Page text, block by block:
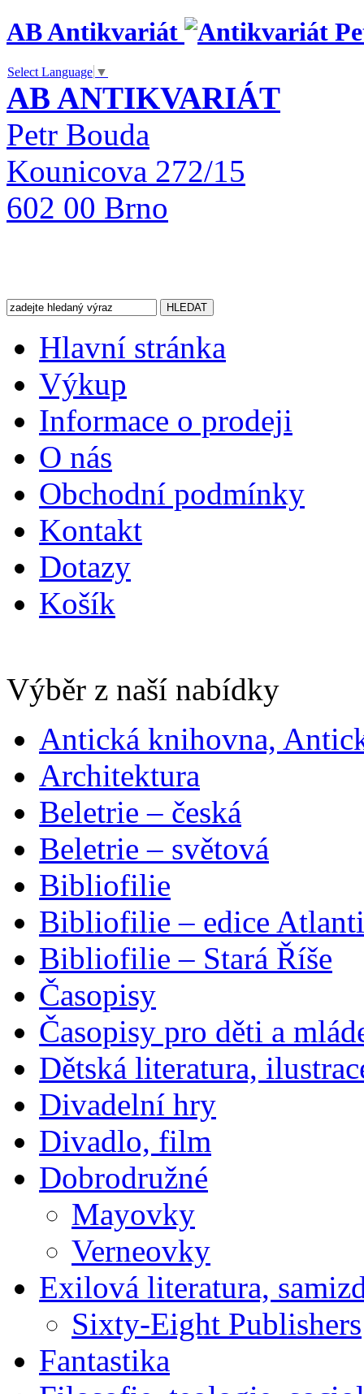
AB Antikvariát
Select Language ▼
AB ANTIKVARIÁT
Petr Bouda
Kounicova 272/15
602 00 Brno
Hlavní stránka
Výkup
Informace o prodeji
O nás
Obchodní podmínky
Kontakt
Dotazy
Košík
Výběr z naší nabídky
Antická knihovna,
Architektura
Beletrie – česká
Beletrie – světová
Bibliofilie
Bibliofilie – edice
Bibliofilie – Stará Říše
Časopisy
Časopisy pro děti a
Dětská literatura,
Divadelní hry
Divadlo, film
Dobrodružné
Mayovky
Verneovky
Exilová literatura,
Sixty-Eight Publishers
Fantastika